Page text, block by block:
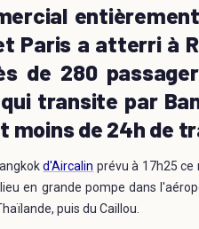
Paris a atterri à
de 280
transite par
moins de 24h de
d'Aircalin prévu à 17h25 ce
en grande pompe dans
puis du Caillou.